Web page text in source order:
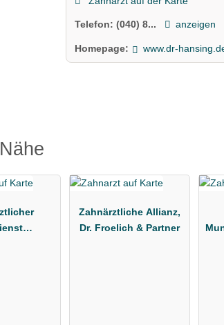
Telefon:(040) 8... anzeigen
Homepage: www.dr-
Zahnärztliche Allianz,
Dr. Froelich & Partner